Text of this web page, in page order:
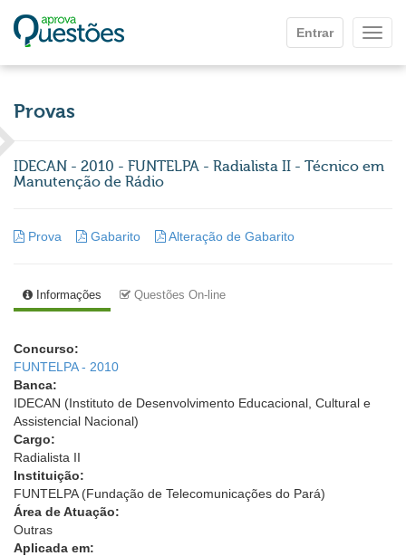
Entrar
Provas
IDECAN - 2010 - FUNTELPA - Radialista II - Técnico em
Manutenção de Rádio
Prova Gabarito Alteração de Gabarito
Informações Questões On-line
Concurso:
FUNTELPA - 2010
Banca:
IDECAN (Instituto de Desenvolvimento Educacional, Cultural e
Assistencial Nacional)
Cargo:
Radialista II
Instituição:
FUNTELPA (Fundação de Telecomunicações do Pará)
Área de Atuação:
Outras
Aplicada em: